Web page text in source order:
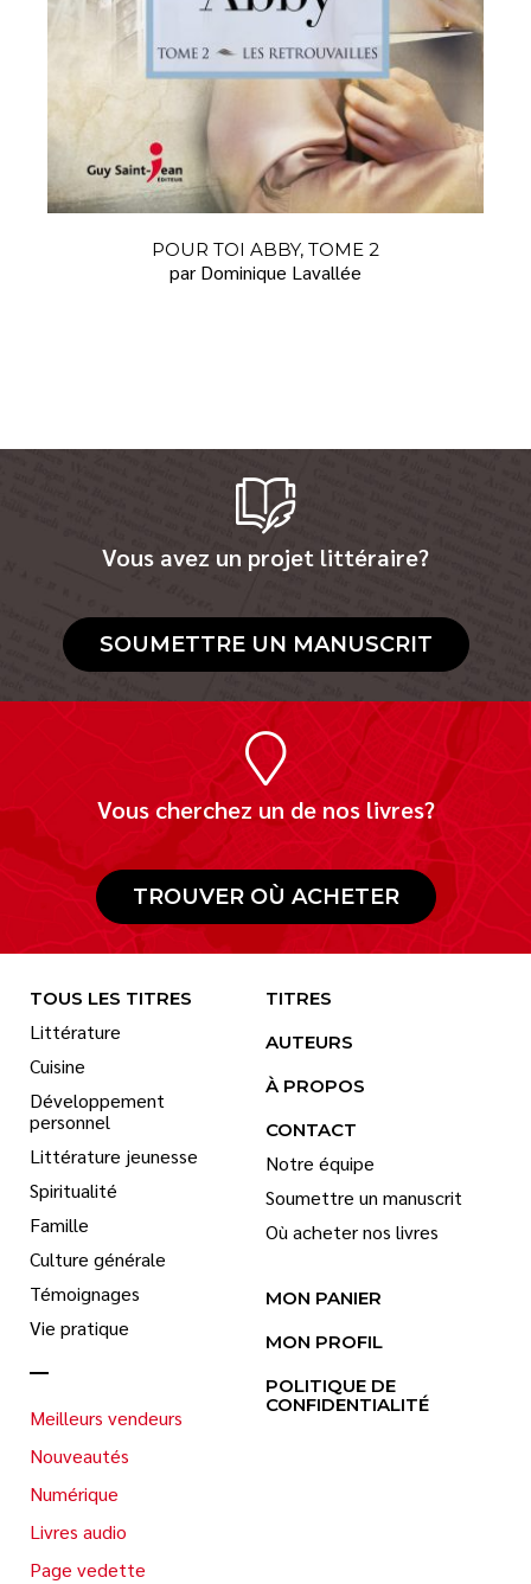
POUR TOI ABBY, TOME 2
par Dominique Lavallée
Vous avez un projet littéraire?
SOUMETTRE UN MANUSCRIT
Vous cherchez un de nos livres?
TROUVER OÙ ACHETER
TOUS LES TITRES
Littérature
Cuisine
Développement
personnel
Littérature jeunesse
Spiritualité
Famille
Culture générale
Témoignages
Vie pratique
Meilleurs vendeurs
Nouveautés
Numérique
Livres audio
Page vedette
TITRES
AUTEURS
À PROPOS
CONTACT
Notre équipe
Soumettre un manuscrit
Où acheter nos livres
MON PANIER
MON PROFIL
POLITIQUE DE
CONFIDENTIALITÉ